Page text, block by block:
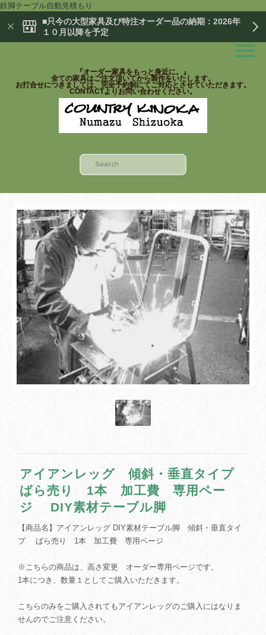
鉄脚テーブル自動見積もり
■只今の大型家具及び特注オーダー品の納期：2026年
１０月以降を予定
『オーダー家具をもっと身近に。』
全ての家具はご注文頂いてから製作をいたします。
お打合せにつきましては、完全予約制にてご対応とさせていただきます。
CONTACTよりお問い合わせください。
アイアンレッグ 傾斜・垂直タイプ
ばら売り 1本 加工費 専用ペー
ジ DIY素材テーブル脚
【商品名】アイアンレッグ DIY素材テーブル脚 傾斜・垂直タイ
プ ばら売り 1本 加工費 専用ページ
※こちらの商品は、高さ変更 オーダー専用ページです。
1本につき、数量１としてご購入いただきます。
こちらのみをご購入されてもアイアンレッグのご購入にはなりま
せんのでご注意ください。